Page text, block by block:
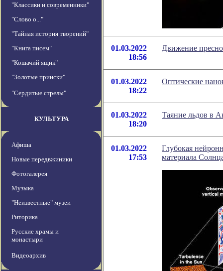
"Классики и современники"
"Слово о..."
"Тайная история творений"
"Книга писем"
"Кошачий ящик"
"Золотые прииски"
"Сердитые стрелы"
КУЛЬТУРА
Афиша
Новые передвжиники
Фотогалерея
Музыка
"Неизвестные" музеи
Риторика
Русские храмы и
монастыри
Видеоархив
01.03.2022
18:56
Движение
01.03.2022
18:22
Оптические
01.03.2022
18:20
Таяние льдов в
01.03.2022
17:53
Глубокая
материала